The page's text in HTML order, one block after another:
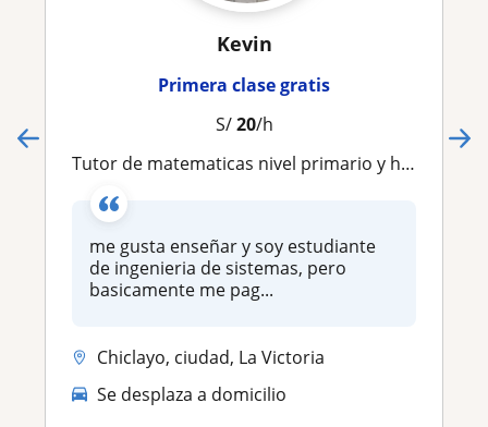
Kevin
Primera clase gratis
S/20/h
tutor de matematicas nivel primario y hasta tercero de secundaria
me gusta enseñar y soy estudiante
de ingenieria de sistemas, pero
basicamente me pag...
Chiclayo, ciudad, La Victoria
Se desplaza a domicilio